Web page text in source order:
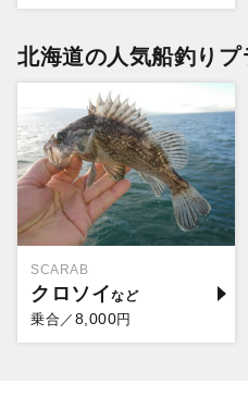
北海道の人気船釣りプ
SCARAB
クロソイ
乗合／ 8,000円